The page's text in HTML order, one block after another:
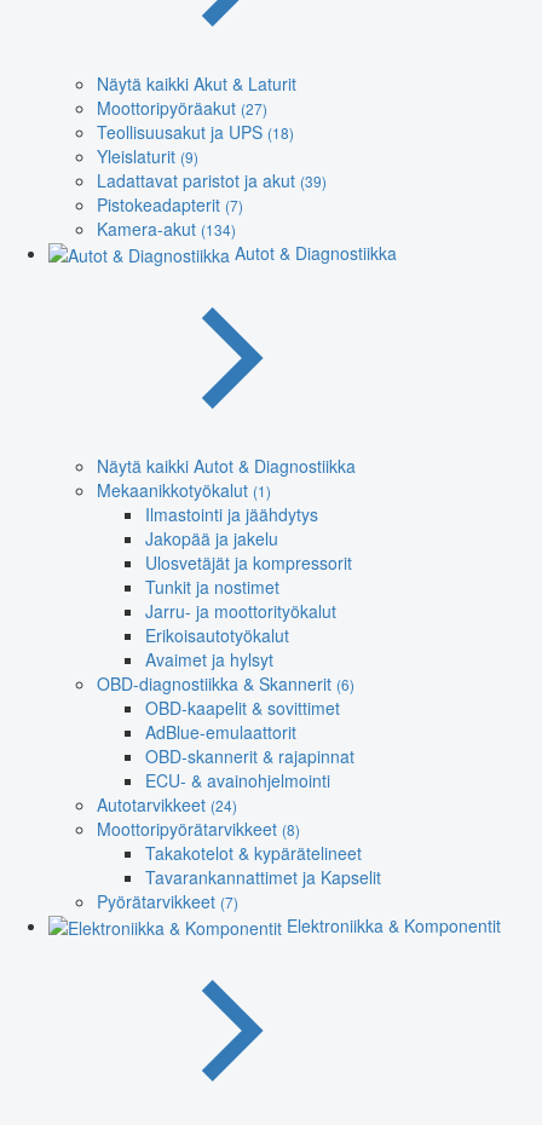
Näytä kaikki Akut & Laturit
Moottoripyöräakut (27)
Teollisuusakut ja UPS (18)
Yleislaturit (9)
Ladattavat paristot ja akut (39)
Pistokeadapterit (7)
Kamera-akut (134)
Autot & Diagnostiikka
Näytä kaikki Autot & Diagnostiikka
Mekaanikkotyökalut (1)
Ilmastointi ja jäähdytys
Jakopää ja jakelu
Ulosvetäjät ja kompressorit
Tunkit ja nostimet
Jarru- ja moottorityökalut
Erikoisautotyökalut
Avaimet ja hylsyt
OBD-diagnostiikka & Skannerit (6)
OBD-kaapelit & sovittimet
AdBlue-emulaattorit
OBD-skannerit & rajapinnat
ECU- & avainohjelmointi
Autotarvikkeet (24)
Moottoripyörätarvikkeet (8)
Takakotelot & kypärätelineet
Tavarankannattimet ja Kapselit
Pyörätarvikkeet (7)
Elektroniikka & Komponentit